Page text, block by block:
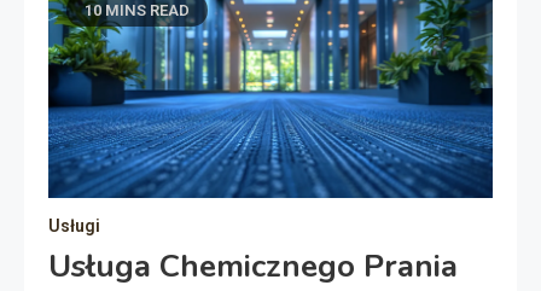
10 MINS READ
Usługi
Usługa Chemicznego Prania